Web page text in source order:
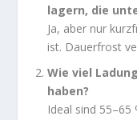
lagern, die
Ja, aber nur
ist. Dauerfrost
Wie viel
haben?
Ideal sind 55–65